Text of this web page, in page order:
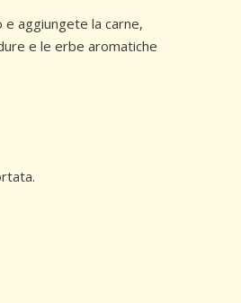
aggiungete la carne,
e le erbe aromatiche